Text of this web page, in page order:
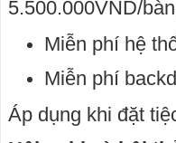
5.500.000VND/
Miễn phí hệ
Miễn phí
Áp dụng khi đặt